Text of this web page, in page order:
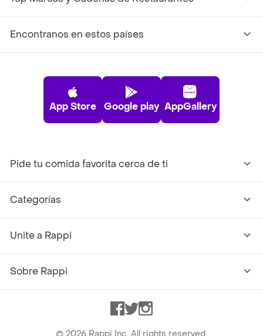
Encontranos en estos países
App Store Google play AppGallery
Pide tu comida favorita cerca de ti
Categorías
Unite a Rappi
Sobre Rappi
Facebook
TwitterInstagram